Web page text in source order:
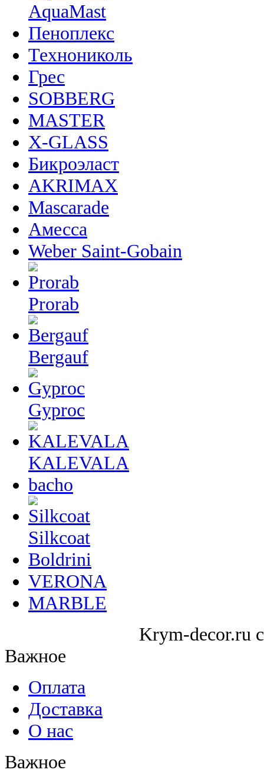
AquaMast
Пеноплекс
Технониколь
Грес
SOBBERG
MASTER
X-GLASS
Бикроэласт
AKRIMAX
Mascarade
Амесса
Weber Saint-Gobain
Prorab
Bergauf
Gyproc
KALEVALA
bacho
Silkcoat
Boldrini
VERONA
MARBLE
Krym-decor.ru
Важное
Оплата
Доставка
О нас
Важное